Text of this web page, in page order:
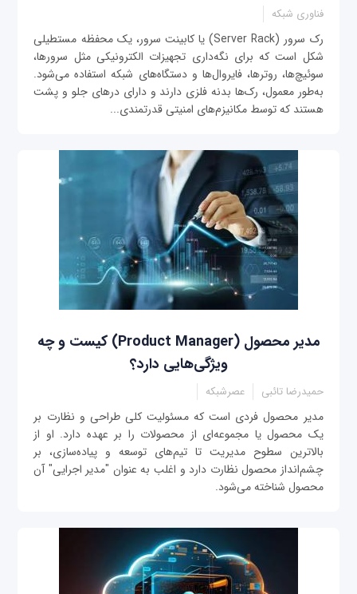
فناوری شبکه
رک سرور (Server Rack) یا کابینت سرور، یک محفظه مستطیلی
شکل است که برای نگه‌داری تجهیزات الکترونیکی مثل سرورها،
سوئیچ‌ها، روترها، فایروال‌ها و دستگاه‌های شبکه استفاده می‌شود.
به‌طور معمول، رک‌‌ها بدنه فلزی دارند و دارای در‌های جلو و پشت
هستند که توسط مکانیزم‌های امنیتی قدرتمندی...
مدیر محصول (Product Manager) کیست و چه
ویژگی‌هایی دارد؟
حمیدرضا تائبی عصرشبکه
مدیر محصول فردی است که مسئولیت کلی طراحی و نظارت بر
یک محصول یا مجموعه‌ای از محصولات را بر عهده دارد. او از
بالاترین سطوح مدیریت تا تیم‌های توسعه و پیاده‌سازی، بر
چشم‌انداز محصول نظارت دارد و اغلب به عنوان "مدیر اجرایی" آن
محصول شناخته می‌شود.